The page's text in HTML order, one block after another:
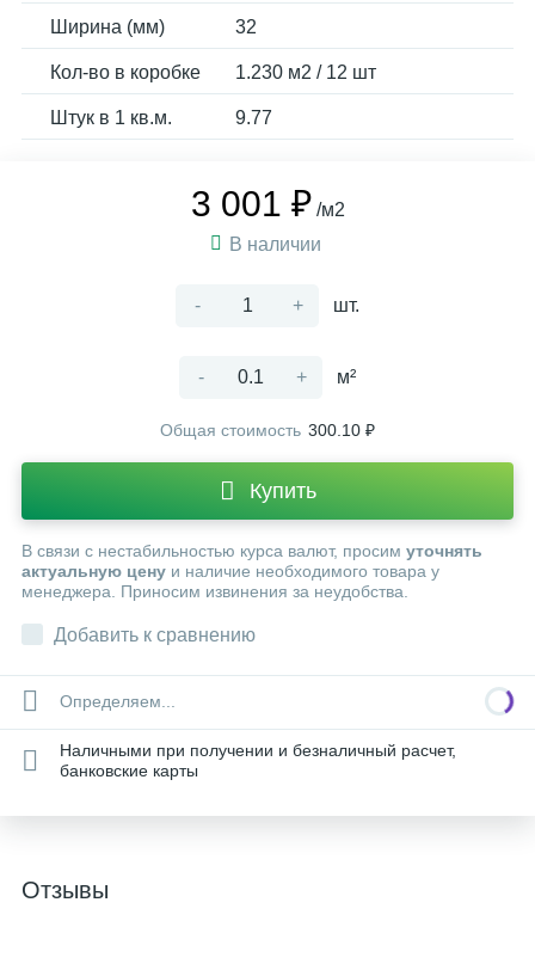
Ширина (мм) 32
Кол-во в коробке 1.230 м2 / 12 шт
Штук в 1 кв.м. 9.77
3 001 ₽ /м2
В наличии
- + шт.
- + м²
Общая стоимость 300.10 ₽
Купить
В связи с нестабильностью курса валют, просим уточнять
актуальную цену и наличие необходимого товара у
менеджера. Приносим извинения за неудобства.
Добавить к сравнению
Определяем...
Наличными при получении и безналичный расчет,
банковские карты
Отзывы